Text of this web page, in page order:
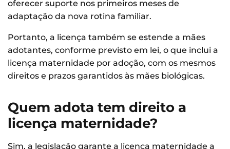
oferecer suporte nos primeiros meses de
adaptação da nova rotina familiar.
Portanto, a licença também se estende a mães
adotantes, conforme previsto em lei, o que inclui a
licença maternidade por adoção, com os mesmos
direitos e prazos garantidos às mães biológicas.
Quem adota tem direito a
licença maternidade?
Sim, a legislação garante a licença maternidade a